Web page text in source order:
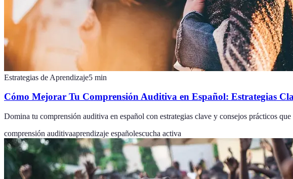
Estrategias de Aprendizaje5 min
Cómo Mejorar Tu Comprensión Auditiva en Español: Estrategias
Domina tu comprensión auditiva en español con estrategias clave y consejos prácticos
comprensión auditivaaprendizaje españolescucha activa